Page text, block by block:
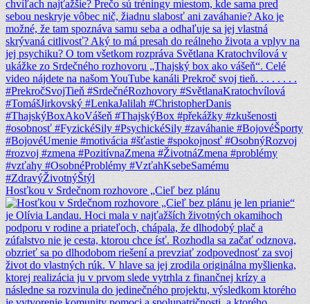
Hosťkou v Srdečnom rozhovore „Cieľ bez plánu